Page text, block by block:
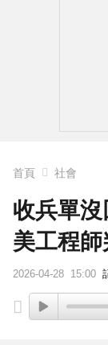
首頁 社會
收兵單
美工程
2026-04-28 15:00